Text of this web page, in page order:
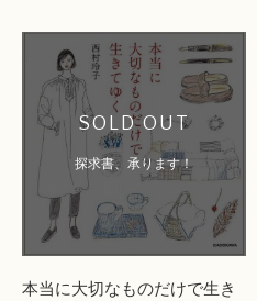
SOLD OUT
探求書、承ります！
本当に大切なものだけで生き